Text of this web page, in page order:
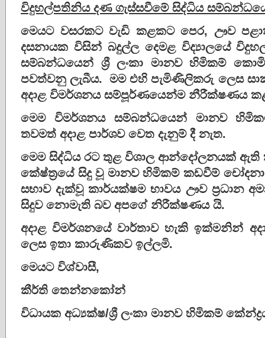
විදුහල්පතිනිය දණ ගැස්සවීමේ සිද්ධිය
මෙයට වසරකට වැඩි කළකට පෙර, ඌව
දසනායක විසින් බදුල්ල දෙමළ විද්‍යාලයේ
සම්බන්ධයෙන් ශ්‍රී ලංකා මානව හිමිකම්
පවත්වනු ලැබීය. මම එහි පැමිණිලිකරු ලෙස
අදාළ විමර්ශනය සම්පූර්ණයෙන්ම නීරීක්ෂණය
මෙම විමර්ශනය සම්බන්ධයෙන් මානව
තවමත් අදාළ පාර්ශව වෙත දැනුම් දී නැත.
මෙම සිද්ධිය රට තුළ විශාල ආන්දෝලනයක් ඇති
කේෂ්ත්‍රයේ සිදු වූ මානව හිමිකම් කඩවීම්
සභාව දැක්වූ කාර්යක්ෂම භාවය ඌව ප්‍ර‍ධාන
සිදුව නොමැති බව අපගේ නිරීක්ෂණය යි.
අදාළ විමර්ශනයේ වාර්තාව හැකි ඉක්මනින්
ලෙස ඉතා කාරුණිකව ඉල්ලමි.
මෙයට විශ්වාසී,
කීර්ති තෙන්නකෝන්
විධායක අධ්‍යක්ෂ/ශ්‍රී ලංකා මානව හිමිකම්